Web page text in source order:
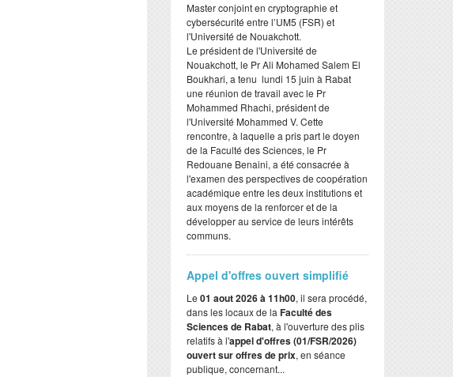
Master conjoint en cryptographie et
cybersécurité entre l’UM5 (FSR) et
l'Université de Nouakchott.
Le président de l'Université de
Nouakchott, le Pr Ali Mohamed Salem El
Boukhari, a tenu lundi 15 juin à Rabat
une réunion de travail avec le Pr
Mohammed Rhachi, président de
l'Université Mohammed V. Cette
rencontre, à laquelle a pris part le doyen
de la Faculté des Sciences, le Pr
Redouane Benaini, a été consacrée à
l'examen des perspectives de coopération
académique entre les deux institutions et
aux moyens de la renforcer et de la
développer au service de leurs intérêts
communs.
Appel d'offres ouvert simplifié
Le 01 aout 2026 à 11h00, il sera procédé,
dans les locaux de la Faculté des
Sciences de Rabat, à l'ouverture des plis
relatifs à l'appel d'offres (01/FSR/2026)
ouvert sur offres de prix, en séance
publique, concernant...